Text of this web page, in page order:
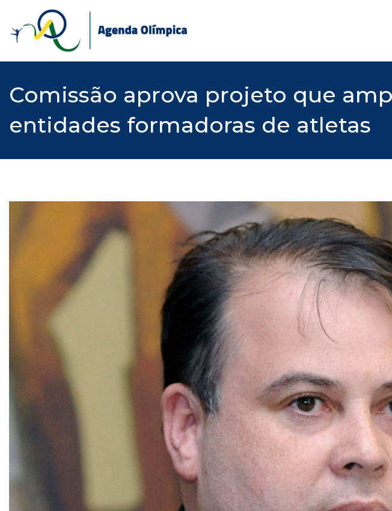
content
Comissão aprova projeto que
entidades formadoras de atletas